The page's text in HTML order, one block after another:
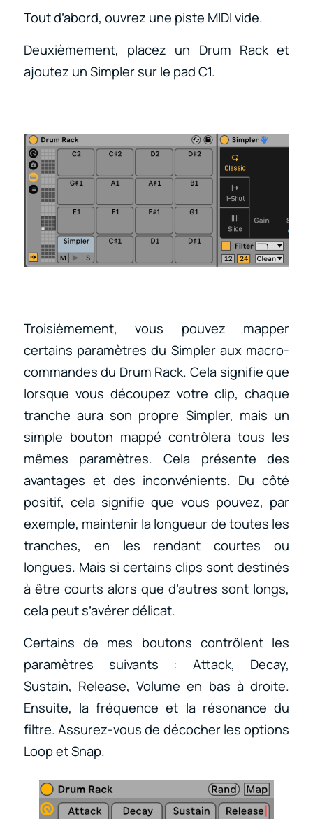
Tout d’abord, ouvrez une piste MIDI vide.
Deuxièmement, placez un Drum Rack et
ajoutez un Simpler sur le pad C1.
Troisièmement, vous pouvez mapper
certains paramètres du Simpler aux macro-
commandes du Drum Rack. Cela signifie que
lorsque vous découpez votre clip, chaque
tranche aura son propre Simpler, mais un
simple bouton mappé contrôlera tous les
mêmes paramètres. Cela présente des
avantages et des inconvénients. Du côté
positif, cela signifie que vous pouvez, par
exemple, maintenir la longueur de toutes les
tranches, en les rendant courtes ou
longues. Mais si certains clips sont destinés
à être courts alors que d’autres sont longs,
cela peut s’avérer délicat.
Certains de mes boutons contrôlent les
paramètres suivants : Attack, Decay,
Sustain, Release, Volume en bas à droite.
Ensuite, la fréquence et la résonance du
filtre. Assurez-vous de décocher les options
Loop et Snap.